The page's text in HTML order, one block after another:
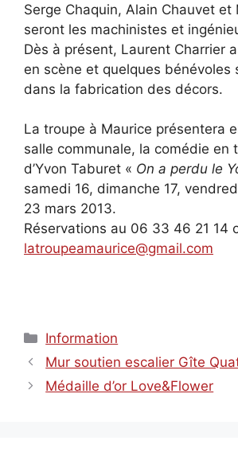
Serge Chaquin, Alain Chauvet et
seront les machinistes et
Dès à présent, Laurent Charrier
en scène et quelques bénévoles
dans la fabrication des décors.
La troupe à Maurice présentera
salle communale, la comédie en
d’Yvon Taburet « On a perdu le
samedi 16, dimanche 17,
23 mars 2013.
Réservations au 06 33 46 21 14
latroupeamaurice@gmail.com
Catégories
Information
Mur soutien escalier Gîte
Médaille d’or Love&Flower